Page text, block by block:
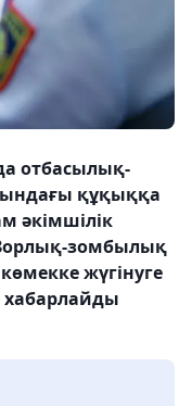
отбасылық-
құқыққа
әкімшілік
зомбылық
жүгінуге
хабарлайды